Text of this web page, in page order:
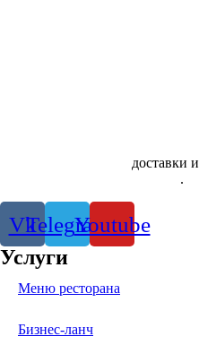
доставки и
.
VkTelegramYoutube
Услуги
Меню ресторана
Бизнес-ланч